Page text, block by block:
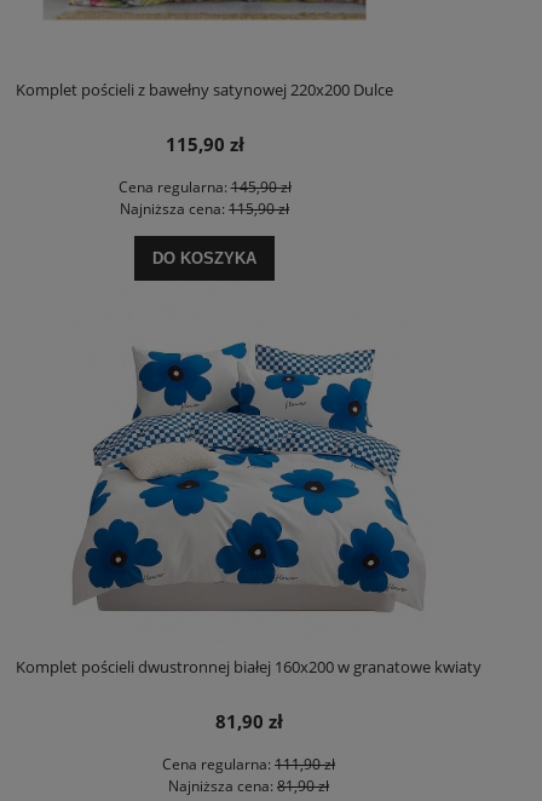
Komplet pościeli z bawełny satynowej 220x200 Dulce
115,90 zł
Cena regularna:145,90 zł
Najniższa cena: 115,90 zł
DO KOSZYKA
Komplet pościeli dwustronnej białej 160x200 w granatowe kwiaty
81,90 zł
Cena regularna: 111,90 zł
Najniższa cena: 81,90 zł